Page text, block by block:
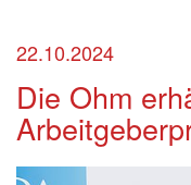
22.10.2024
Die Ohm